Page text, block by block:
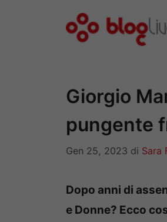
Giorgio
pungente
Gen 25, 2023 di Sara
Dopo anni di
e Donne? Ecco